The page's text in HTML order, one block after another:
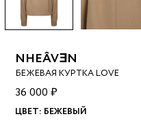
NHEÂVƎN
БЕЖЕВАЯ КУРТКА LOVE
36 000 ₽
ЦВЕТ: БЕЖЕВЫЙ